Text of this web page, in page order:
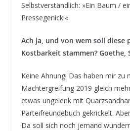
Selbstverständlich: »Ein Baum /
Pressegenick!«
Ach ja, und von wem soll diese
Kostbarkeit stammen? Goethe,
Keine Ahnung! Das haben mir zu
Machtergreifung 2019 gleich
etwas ungelenk mit
Parteifreundebuch gekrickelt.
Da soll sich noch jemand